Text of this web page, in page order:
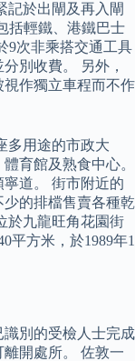
記於出閘及再入閘
括輕鐵、港鐵巴士
9次非乘搭交通工具
別收費。 另外，
作獨立車程而不作
多用途的市政大
育館及熟食中心。
道。 街市附近的
的排檔售賣各種乾
於九龍旺角花園街
平方米，於1989年1
別的受檢人士完成
開處所。 佐敦一